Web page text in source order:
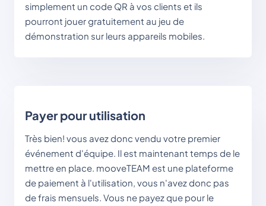
simplement un code QR à vos clients et ils
pourront jouer gratuitement au jeu de
démonstration sur leurs appareils mobiles.
Payer pour utilisation
Très bien! vous avez donc vendu votre premier
événement d'équipe. Il est maintenant temps de le
mettre en place. mooveTEAM est une plateforme
de paiement à l'utilisation, vous n'avez donc pas
de frais mensuels. Vous ne payez que pour le